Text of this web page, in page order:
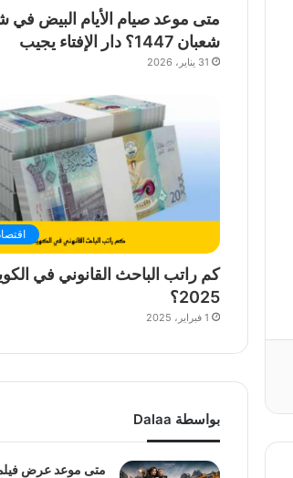
متى موعد صيام الأيام البيض في
شعبان 1447؟ دار الإفتاء يجيب
31 يناير، 2026
كم راتب الباحث القانوني في
2025؟
1 فبراير، 2025
بواسطة Dalaa
متى موعد عرض